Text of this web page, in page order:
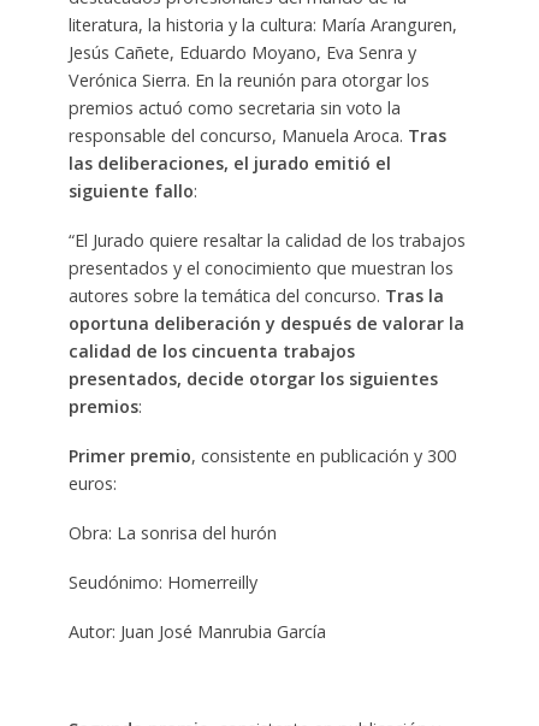
literatura, la historia y la cultura: María Aranguren,
Jesús Cañete, Eduardo Moyano, Eva Senra y
Verónica Sierra. En la reunión para otorgar los
premios actuó como secretaria sin voto la
responsable del concurso, Manuela Aroca. Tras
las deliberaciones, el jurado emitió el
siguiente fallo:
“El Jurado quiere resaltar la calidad de los trabajos
presentados y el conocimiento que muestran los
autores sobre la temática del concurso. Tras la
oportuna deliberación y después de valorar la
calidad de los cincuenta trabajos
presentados, decide otorgar los siguientes
premios:
Primer premio, consistente en publicación y 300
euros:
Obra: La sonrisa del hurón
Seudónimo: Homerreilly
Autor: Juan José Manrubia García